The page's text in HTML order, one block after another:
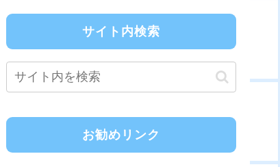
サイト内検索
お勧めリンク